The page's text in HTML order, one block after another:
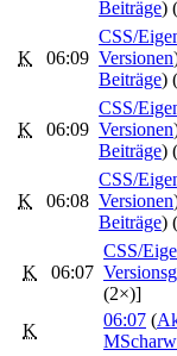
Beiträge)
K 06:09
CSS/
Versionen
Beiträge)
K 06:09
CSS/
Versionen
Beiträge)
K 06:08
CSS/
Versionen
Beiträge)
K 06:07
CSS/
(2×)]
K
06:07 (